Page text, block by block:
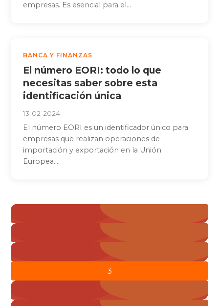
empresas. Es esencial para el...
BANCA Y FINANZAS
El número EORI: todo lo que
necesitas saber sobre esta
identificación única
13-02-2024
El número EORI es un identificador único para
empresas que realizan operaciones de
importación y exportación en la Unión
Europea....
Paginación
de
entradas
« Anterior
2
3
4